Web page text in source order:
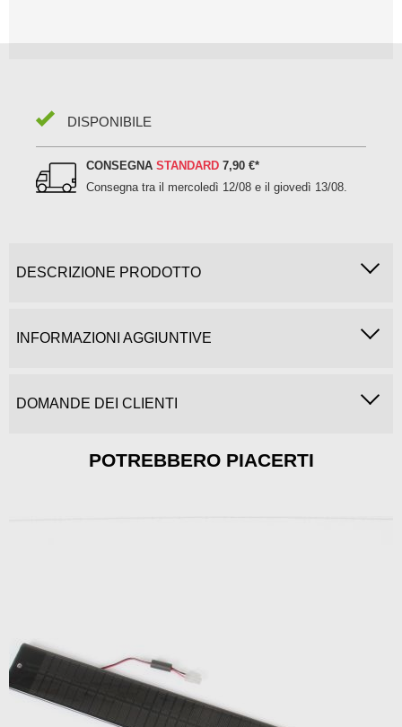
DISPONIBILE
CONSEGNASTANDARD 7,90 €*
Consegna tra il mercoledì 12/08 e il giovedì 13/08
DESCRIZIONE PRODOTTO
INFORMAZIONI AGGIUNTIVE
DOMANDE DEI CLIENTI
POTREBBERO PIACERTI